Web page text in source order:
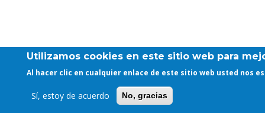
Utilizamos cookies en este sitio web para
Al hacer clic en cualquier enlace de este sitio web usted nos
Sí, estoy de acuerdo No, gracias